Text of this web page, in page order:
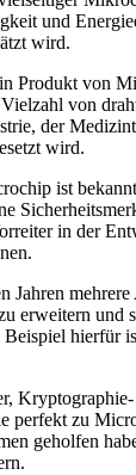
und
wird.
Produkt von
von
der
wird.
ist
in der
Jahren
erweitern und
hierfür
Kryptographie-
perfekt zu
geholfen